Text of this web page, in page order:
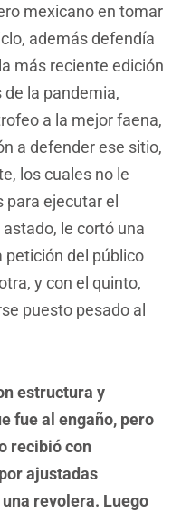
mexicano en tomar
además defendía
más reciente edición
la pandemia,
a la mejor faena,
a defender ese sitio,
los cuales no le
para ejecutar el
le cortó una
petición del público
y con el quinto,
puesto pesado al
estructura y
fue al engaño, pero
recibió con
ajustadas
revolera. Luego